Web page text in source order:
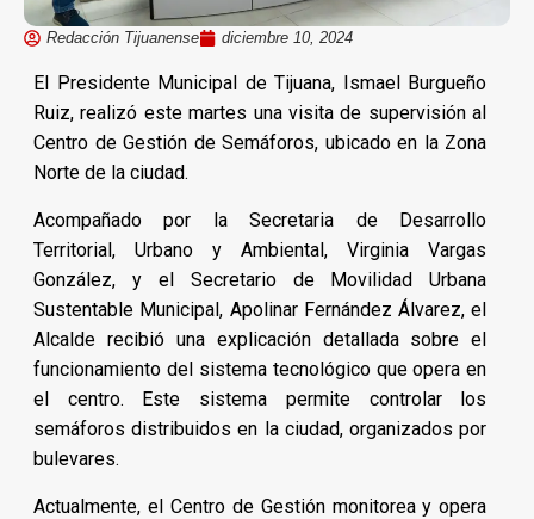
Redacción Tijuanense diciembre 10, 2024
El Presidente Municipal de Tijuana, Ismael Burgueño
Ruiz, realizó este martes una visita de supervisión al
Centro de Gestión de Semáforos, ubicado en la Zona
Norte de la ciudad.
Acompañado por la Secretaria de Desarrollo
Territorial, Urbano y Ambiental, Virginia Vargas
González, y el Secretario de Movilidad Urbana
Sustentable Municipal, Apolinar Fernández Álvarez, el
Alcalde recibió una explicación detallada sobre el
funcionamiento del sistema tecnológico que opera en
el centro. Este sistema permite controlar los
semáforos distribuidos en la ciudad, organizados por
bulevares.
Actualmente, el Centro de Gestión monitorea y opera